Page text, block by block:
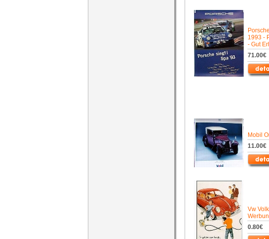
1993 -
- Gut
71.00€
Mobil
11.00€
Vw
0.80€